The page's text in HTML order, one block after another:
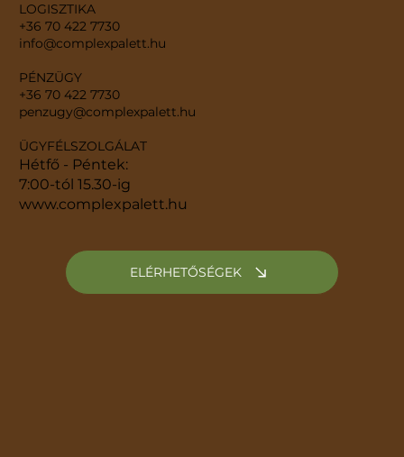
LOGISZTIKA
+36 70 422 7730
info@complexpalett.hu
PÉNZÜGY
+36 70 422 7730
penzugy@complexpalett.hu
ÜGYFÉLSZOLGÁLAT
Hétfő - Péntek:
7:00-tól 15.30-ig
www.complexpalett.hu
ELÉRHETŐSÉGEK